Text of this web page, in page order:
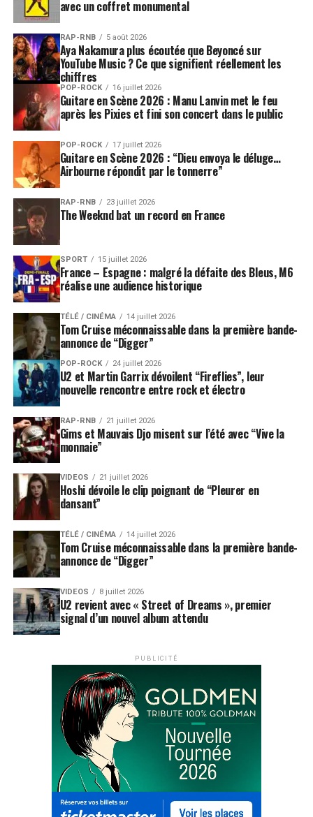
avec un coffret monumental
RAP-RNB 5 août 2026
Aya Nakamura plus écoutée que Beyoncé sur
YouTube Music ? Ce que signifient réellement les
chiffres
POP-ROCK 16 juillet 2026
Guitare en Scène 2026 : Manu Lanvin met le feu
après les Pixies et fini son concert dans le public
POP-ROCK 17 juillet 2026
Guitare en Scène 2026 : “Dieu envoya le déluge…
Airbourne répondit par le tonnerre”
RAP-RNB 23 juillet 2026
The Weeknd bat un record en France
SPORT 15 juillet 2026
France – Espagne : malgré la défaite des Bleus, M6
réalise une audience historique
TÉLÉ / CINÉMA 14 juillet 2026
Tom Cruise méconnaissable dans la première bande-
annonce de “Digger”
POP-ROCK 24 juillet 2026
U2 et Martin Garrix dévoilent “Fireflies”, leur
nouvelle rencontre entre rock et électro
RAP-RNB 21 juillet 2026
Gims et Mauvais Djo misent sur l’été avec “Vive la
monnaie”
VIDEOS 21 juillet 2026
Hoshi dévoile le clip poignant de “Pleurer en
dansant”
TÉLÉ / CINÉMA 14 juillet 2026
Tom Cruise méconnaissable dans la première bande-
annonce de “Digger”
VIDEOS 8 juillet 2026
U2 revient avec « Street of Dreams », premier
signal d’un nouvel album attendu
PUBLICITÉ